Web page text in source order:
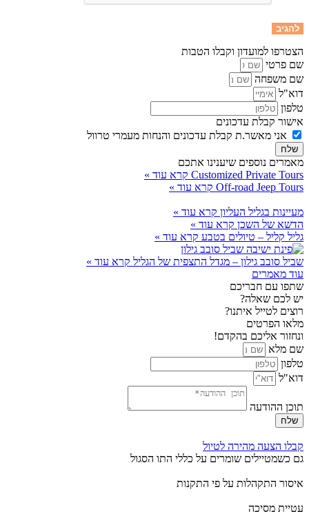
הצטרפו למועדון וקבלו הטבות
שם פרטי
שם משפחה
דוא"ל
טלפון
אישור קבלת עדכונים
אני מאשר.ת קבלת עדכונים והנחות מעמרי טרוול
שלח
מאמרים נוספים שיענינו אתכם
Customized Private Tours קרא עוד »
Off-road Jeep Tours קרא עוד »
מעיינות בגליל העליוןקרא עוד »
הדשא של השכןקרא עוד »
גליל קליל – טיולים בטבעקרא עוד »
שביל סובב גילון – מגדל התצפית של הגלילקרא עוד »
עוד מאמרים
שתפו עם חבריכם
יש לכם שאלה?
רוצים לטייל איתנו?
מלאו הפרטים
ונחזור אליכם בהקדם!
שם מלא
טלפון
דוא"ל
תוכן ההודעה
שלח
קבלו הצעה מהירה לטיול
גם כשמטיילים שומרים על כללי התו הסגול
איסור התקהלות על פי התקנות
עטיית מסיכה